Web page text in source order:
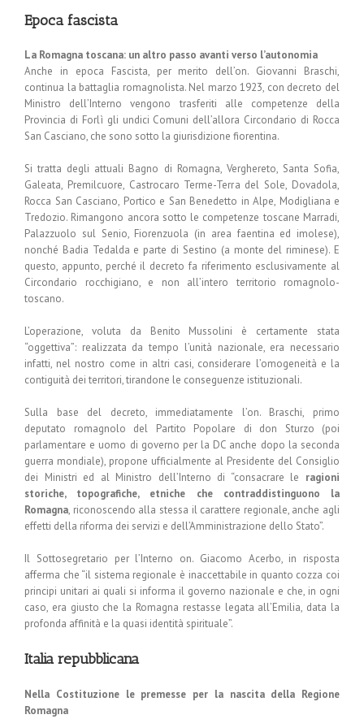
Epoca fascista
La Romagna toscana: un altro passo avanti verso l’autonomia
Anche in epoca Fascista, per merito dell’on. Giovanni Braschi,
continua la battaglia romagnolista. Nel marzo 1923, con decreto del
Ministro dell’Interno vengono trasferiti alle competenze della
Provincia di Forlì gli undici Comuni dell’allora Circondario di Rocca
San Casciano, che sono sotto la giurisdizione fiorentina.
Si tratta degli attuali Bagno di Romagna, Verghereto, Santa Sofia,
Galeata, Premilcuore, Castrocaro Terme-Terra del Sole, Dovadola,
Rocca San Casciano, Portico e San Benedetto in Alpe, Modigliana e
Tredozio. Rimangono ancora sotto le competenze toscane Marradi,
Palazzuolo sul Senio, Fiorenzuola (in area faentina ed imolese),
nonché Badia Tedalda e parte di Sestino (a monte del riminese). E
questo, appunto, perché il decreto fa riferimento esclusivamente al
Circondario rocchigiano, e non all’intero territorio romagnolo-
toscano.
L’operazione, voluta da Benito Mussolini è certamente stata
“oggettiva”: realizzata da tempo l’unità nazionale, era necessario
infatti, nel nostro come in altri casi, considerare l’omogeneità e la
contiguità dei territori, tirandone le conseguenze istituzionali.
Sulla base del decreto, immediatamente l’on. Braschi, primo
deputato romagnolo del Partito Popolare di don Sturzo (poi
parlamentare e uomo di governo per la DC anche dopo la seconda
guerra mondiale), propone ufficialmente al Presidente del Consiglio
dei Ministri ed al Ministro dell’Interno di “consacrare le ragioni
storiche, topografiche, etniche che contraddistinguono la
Romagna, riconoscendo alla stessa il carattere regionale, anche agli
effetti della riforma dei servizi e dell’Amministrazione dello Stato”.
Il Sottosegretario per l’Interno on. Giacomo Acerbo, in risposta
afferma che “il sistema regionale è inaccettabile in quanto cozza coi
principi unitari ai quali si informa il governo nazionale e che, in ogni
caso, era giusto che la Romagna restasse legata all’Emilia, data la
profonda affinità e la quasi identità spirituale”.
Italia repubblicana
Nella Costituzione le premesse per la nascita della Regione
Romagna